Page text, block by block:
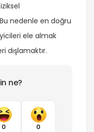
nedenle en doğru
ele almak
dışlamaktır.
ne?
0 0